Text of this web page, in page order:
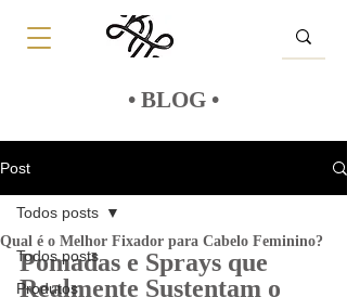
• BLOG •
Post
Todos posts
Produtos
Todos posts
Qual é o Melhor Fixador para Cabelo Feminino?
Pomadas e Sprays que
Realmente Sustentam o